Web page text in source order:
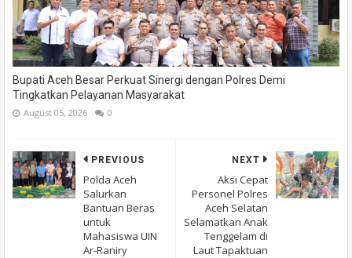
Bupati Aceh Besar Perkuat Sinergi dengan Polres Demi
Tingkatkan Pelayanan Masyarakat
August 05, 2026 0
NEXT
Aksi Cepat
Personel Polres
Aceh Selatan
Selamatkan Anak
Tenggelam di
Laut Tapaktuan
PREVIOUS
Polda Aceh
Salurkan
Bantuan Beras
untuk
Mahasiswa UIN
Ar-Raniry